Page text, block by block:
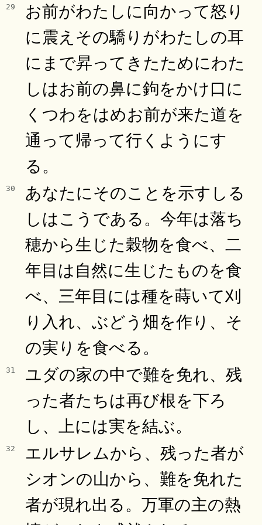
29
お前がわたしに向かって怒り
に震えその驕りがわたしの耳
にまで昇ってきたためにわた
しはお前の鼻に鉤をかけ口に
くつわをはめお前が来た道を
通って帰って行くようにす
る。
30
あなたにそのことを示すしる
しはこうである。今年は落ち
穂から生じた穀物を食べ、二
年目は自然に生じたものを食
べ、三年目には種を蒔いて刈
り入れ、ぶどう畑を作り、そ
の実りを食べる。
31
ユダの家の中で難を免れ、残
った者たちは再び根を下ろ
し、上には実を結ぶ。
32
エルサレムから、残った者が
シオンの山から、難を免れた
者が現れ出る。万軍の主の熱